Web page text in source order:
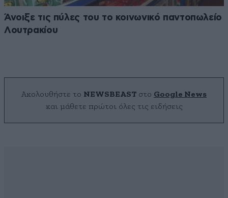
Άνοιξε τις πύλες του το κοινωνικό παντοπωλείο
Λουτρακίου
Ακολουθήστε το NEWSBEAST στο Google News
και μάθετε πρώτοι όλες τις ειδήσεις